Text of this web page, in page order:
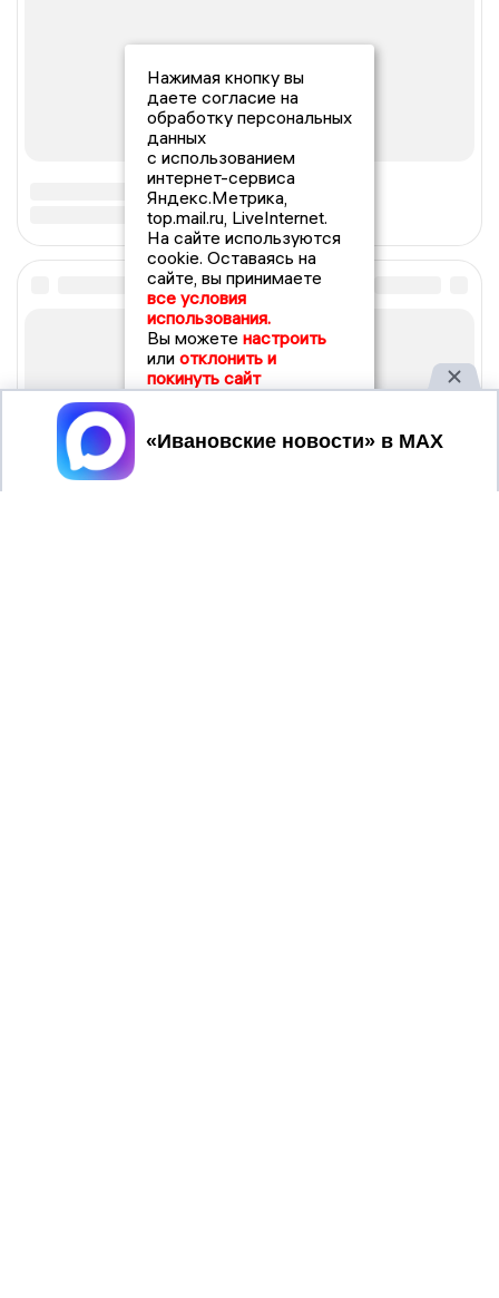
Нажимая кнопку вы
даете согласие на
обработку персональных
данных
с использованием
интернет-сервиса
Яндекс.Метрика,
top.mail.ru, LiveInternet.
На сайте используются
cookie. Оставаясь на
сайте, вы принимаете
все условия
использования.
Вы можете настроить
или отклонить и
покинуть сайт
Принять